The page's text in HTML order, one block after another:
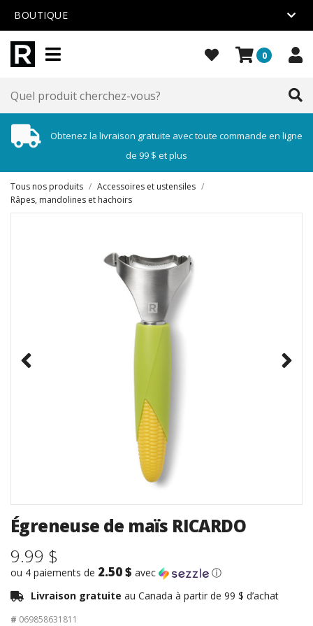
BOUTIQUE
0
Obtenez la livraison gratuite avec toute commande en ligne
de 99 $ et plus
Tous nos produits / Accessoires et ustensiles /
Râpes, mandolines et hachoirs
Égreneuse de maïs RICARDO
9.99 $
ou 4 paiements de 2.50 $ avec
ⓘ
Livraison gratuite au Canada à partir de 99 $ d’achat
# 069858631811